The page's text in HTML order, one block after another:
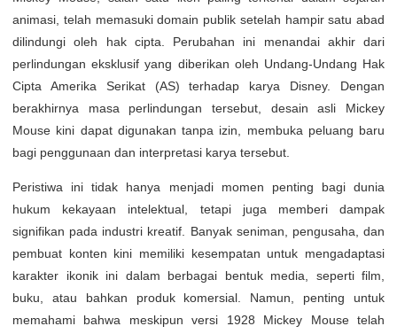
animasi, telah memasuki domain publik setelah hampir satu abad
dilindungi oleh hak cipta. Perubahan ini menandai akhir dari
perlindungan eksklusif yang diberikan oleh Undang-Undang Hak
Cipta Amerika Serikat (AS) terhadap karya Disney. Dengan
berakhirnya masa perlindungan tersebut, desain asli Mickey
Mouse kini dapat digunakan tanpa izin, membuka peluang baru
bagi penggunaan dan interpretasi karya tersebut.
Peristiwa ini tidak hanya menjadi momen penting bagi dunia
hukum kekayaan intelektual, tetapi juga memberi dampak
signifikan pada industri kreatif. Banyak seniman, pengusaha, dan
pembuat konten kini memiliki kesempatan untuk mengadaptasi
karakter ikonik ini dalam berbagai bentuk media, seperti film,
buku, atau bahkan produk komersial. Namun, penting untuk
memahami bahwa meskipun versi 1928 Mickey Mouse telah